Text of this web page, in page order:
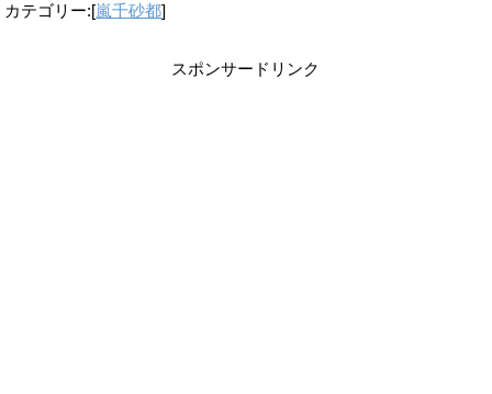
カテゴリー:[嵐千砂都]
スポンサードリンク